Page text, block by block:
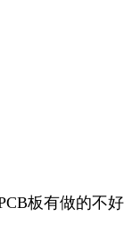
板有做的不好